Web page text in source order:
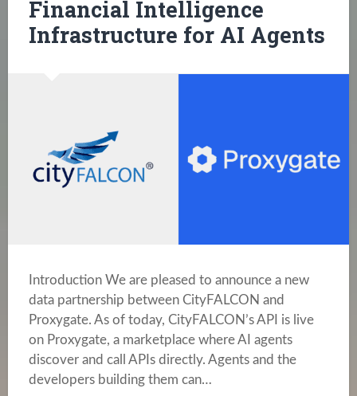
Financial Intelligence
Infrastructure for AI Agents
Introduction We are pleased to announce a new
data partnership between CityFALCON and
Proxygate. As of today, CityFALCON’s API is live
on Proxygate, a marketplace where AI agents
discover and call APIs directly. Agents and the
developers building them can…